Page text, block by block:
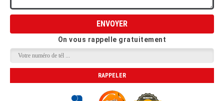
On vous rappelle gratuitement